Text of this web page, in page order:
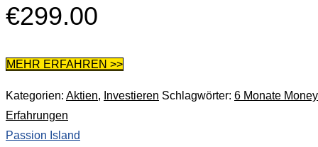
€299.00
MEHR ERFAHREN >>
Kategorien: Aktien, Investieren Schlagwörter: 6 Monate
Erfahrungen
Passion Island